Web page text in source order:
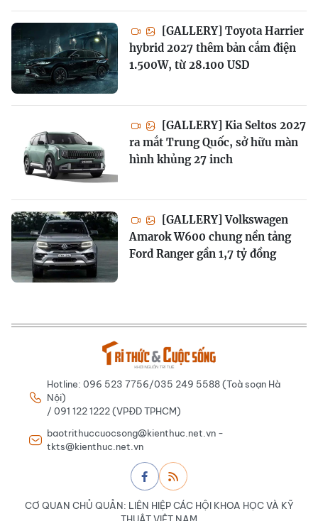
[GALLERY] Toyota Harrier
hybrid 2027 thêm bản cắm điện
1.500W, từ 28.100 USD
[GALLERY] Kia Seltos 2027
ra mắt Trung Quốc, sở hữu màn
hình khủng 27 inch
[GALLERY] Volkswagen
Amarok W600 chung nền tảng
Ford Ranger gần 1,7 tỷ đồng
Hotline: 096 523 7756/035 249 5588 (Toà soạn Hà
Nội)
/ 091 122 1222 (VPĐD TPHCM)
baotrithuccuocsong@kienthuc.net.vn -
tkts@kienthuc.net.vn
CƠ QUAN CHỦ QUẢN: LIÊN HIỆP CÁC HỘI KHOA HỌC VÀ KỸ
THUẬT VIỆT NAM